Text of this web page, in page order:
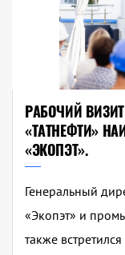
РАБОЧИЙ
«ТАТНЕФТИ»
«ЭКОПЭТ».
Генеральный
«Экопэт» и
также